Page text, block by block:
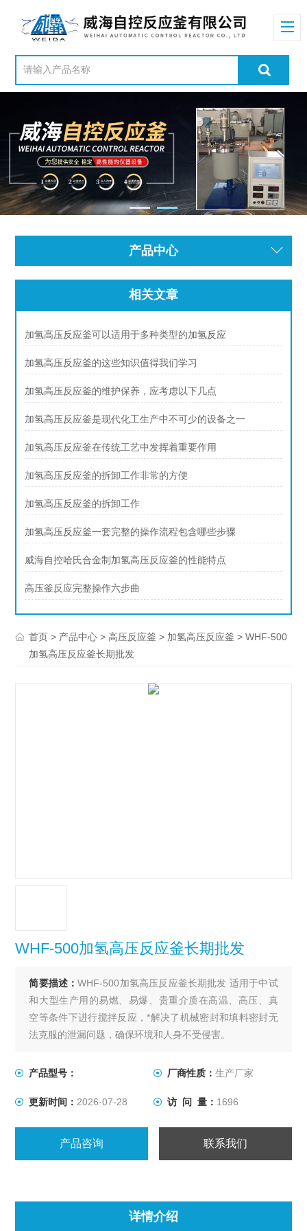
产品中心
相关文章
加氢高压反应釜可以适用于多种类型的加氢反应
加氢高压反应釜的这些知识值得我们学习
加氢高压反应釜的维护保养，应考虑以下几点
加氢高压反应釜是现代化工生产中不可少的设备之一
加氢高压反应釜在传统工艺中发挥着重要作用
加氢高压反应釜的拆卸工作非常的方便
加氢高压反应釜的拆卸工作
加氢高压反应釜一套完整的操作流程包含哪些步骤
威海自控哈氏合金制加氢高压反应釜的性能特点
高压釜反应完整操作六步曲
首页 > 产品中心 >高压反应釜 > 加氢高压反应釜 > WHF-500
加氢高压反应釜长期批发
WHF-500加氢高压反应釜长期批发
简要描述：WHF-500加氢高压反应釜长期批发 适用于中试
和大型生产用的易燃、易爆、贵重介质在高温、高压、真
空等条件下进行搅拌反应，*解决了机械密封和填料密封无
法克服的泄漏问题，确保环境和人身不受侵害。
产品型号： 厂商性质： 生产厂家
更新时间： 2026-07-28 访 问 量： 1696
产品咨询 联系我们
详情介绍